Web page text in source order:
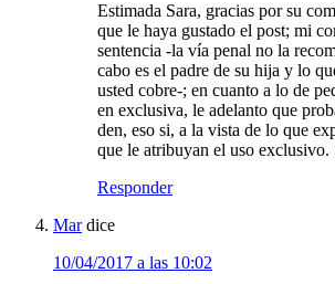
Estimada Sara, gracias por su
que le haya gustado el post; mi
sentencia -la vía penal no la
cabo es el padre de su hija y lo
usted cobre-; en cuanto a lo de
en exclusiva, le adelanto que
den, eso si, a la vista de lo que
que le atribuyan el uso exclusivo.
Responder
Mar dice
10/04/2017 a las 10:02